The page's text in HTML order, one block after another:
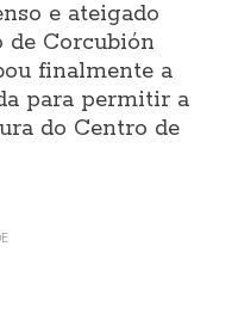
e ateigado
de Corcubión
finalmente a
para permitir a
do Centro de